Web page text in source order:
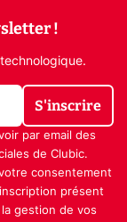
!
S'inscrire
par email des
de Clubic.
consentement
présent
gestion de vos